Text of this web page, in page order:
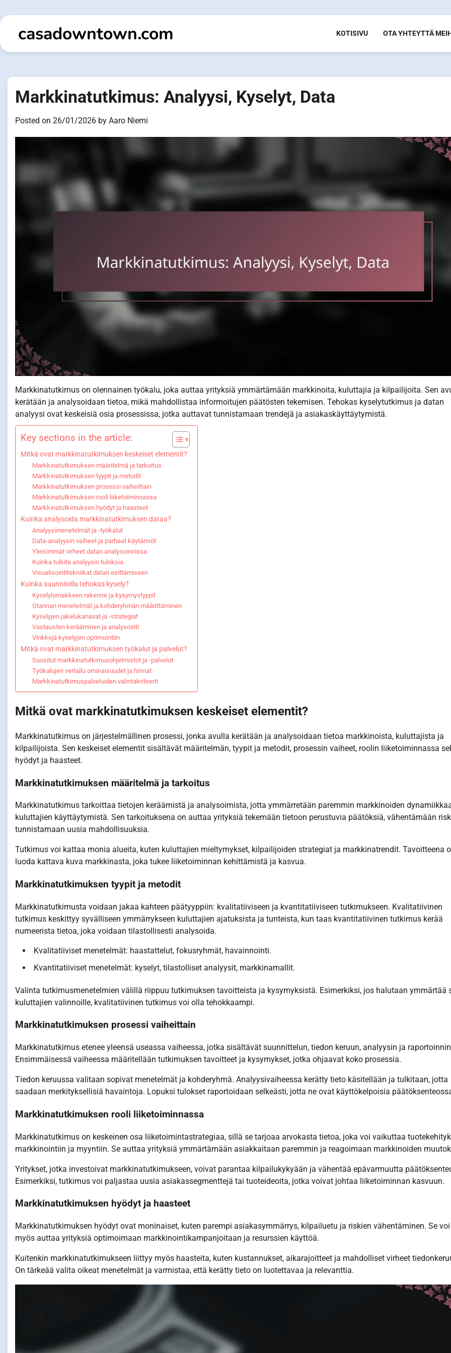
to
contentcasadowntown.com KOTISIVU OTA YHTEYTTÄ
Markkinatutkimus: Analyysi, Kyselyt, Data
Posted on 26/01/2026 by Aaro Niemi
Markkinatutkimus on olennainen työkalu, joka auttaa yrityksiä ymmärtämään markkinoita, kuluttajia ja kilpailijoita. Sen
kerätään ja analysoidaan tietoa, mikä mahdollistaa informoitujen päätösten tekemisen. Tehokas kyselytutkimus ja datan
analyysi ovat keskeisiä osia prosessissa, jotka auttavat tunnistamaan trendejä ja asiakaskäyttäytymistä.
Key sections in the article:
Mitkä ovat markkinatutkimuksen keskeiset elementit?
Markkinatutkimuksen määritelmä ja tarkoitus
Markkinatutkimuksen tyypit ja metodit
Markkinatutkimuksen prosessi vaiheittain
Markkinatutkimuksen rooli liiketoiminnassa
Markkinatutkimuksen hyödyt ja haasteet
Kuinka analysoida markkinatutkimuksen dataa?
Analyysimenetelmät ja -työkalut
Data-analyysin vaiheet ja parhaat käytännöt
Yleisimmät virheet datan analysoinnissa
Kuinka tulkita analyysin tuloksia
Visualisointitekniikat datan esittämiseen
Kuinka suunnitella tehokas kysely?
Kyselylomakkeen rakenne ja kysymystyypit
Otannan menetelmät ja kohderyhmän määrittäminen
Kyselyjen jakelukanavat ja -strategiat
Vastausten kerääminen ja analysointi
Vinkkejä kyselyjen optimointiin
Mitkä ovat markkinatutkimuksen työkalut ja palvelut?
Suositut markkinatutkimusohjelmistot ja -palvelut
Työkalujen vertailu ominaisuudet ja hinnat
Markkinatutkimuspalveluiden valintakriteerit
Mitkä ovat markkinatutkimuksen keskeiset elementit?
Markkinatutkimus on järjestelmällinen prosessi, jonka avulla kerätään ja analysoidaan tietoa markkinoista, kuluttajista ja
kilpailijoista. Sen keskeiset elementit sisältävät määritelmän, tyypit ja metodit, prosessin vaiheet, roolin liiketoiminnassa
hyödyt ja haasteet.
Markkinatutkimuksen määritelmä ja tarkoitus
Markkinatutkimus tarkoittaa tietojen keräämistä ja analysoimista, jotta ymmärretään paremmin markkinoiden
kuluttajien käyttäytymistä. Sen tarkoituksena on auttaa yrityksiä tekemään tietoon perustuvia päätöksiä, vähentämään
tunnistamaan uusia mahdollisuuksia.
Tutkimus voi kattaa monia alueita, kuten kuluttajien mieltymykset, kilpailijoiden strategiat ja markkinatrendit. Tavoitteena
luoda kattava kuva markkinasta, joka tukee liiketoiminnan kehittämistä ja kasvua.
Markkinatutkimuksen tyypit ja metodit
Markkinatutkimusta voidaan jakaa kahteen päätyyppiin: kvalitatiiviseen ja kvantitatiiviseen tutkimukseen. Kvalitatiivinen
tutkimus keskittyy syvälliseen ymmärrykseen kuluttajien ajatuksista ja tunteista, kun taas kvantitatiivinen tutkimus kerää
numeerista tietoa, joka voidaan tilastollisesti analysoida.
Kvalitatiiviset menetelmät: haastattelut, fokusryhmät, havainnointi.
Kvantitatiiviset menetelmät: kyselyt, tilastolliset analyysit, markkinamallit.
Valinta tutkimusmenetelmien välillä riippuu tutkimuksen tavoitteista ja kysymyksistä. Esimerkiksi, jos halutaan ymmärtää
kuluttajien valinnoille, kvalitatiivinen tutkimus voi olla tehokkaampi.
Markkinatutkimuksen prosessi vaiheittain
Markkinatutkimus etenee yleensä useassa vaiheessa, jotka sisältävät suunnittelun, tiedon keruun, analyysin ja
Ensimmäisessä vaiheessa määritellään tutkimuksen tavoitteet ja kysymykset, jotka ohjaavat koko prosessia.
Tiedon keruussa valitaan sopivat menetelmät ja kohderyhmä. Analyysivaiheessa kerätty tieto käsitellään ja tulkitaan, jotta
saadaan merkityksellisiä havaintoja. Lopuksi tulokset raportoidaan selkeästi, jotta ne ovat käyttökelpoisia
Markkinatutkimuksen rooli liiketoiminnassa
Markkinatutkimus on keskeinen osa liiketoimintastrategiaa, sillä se tarjoaa arvokasta tietoa, joka voi vaikuttaa
markkinointiin ja myyntiin. Se auttaa yrityksiä ymmärtämään asiakkaitaan paremmin ja reagoimaan markkinoiden
Yritykset, jotka investoivat markkinatutkimukseen, voivat parantaa kilpailukykyään ja vähentää epävarmuutta
Esimerkiksi, tutkimus voi paljastaa uusia asiakassegmenttejä tai tuoteideoita, jotka voivat johtaa liiketoiminnan kasvuun.
Markkinatutkimuksen hyödyt ja haasteet
Markkinatutkimuksen hyödyt ovat moninaiset, kuten parempi asiakasymmärrys, kilpailuetu ja riskien vähentäminen. Se voi
myös auttaa yrityksiä optimoimaan markkinointikampanjoitaan ja resurssien käyttöä.
Kuitenkin markkinatutkimukseen liittyy myös haasteita, kuten kustannukset, aikarajoitteet ja mahdolliset virheet
On tärkeää valita oikeat menetelmät ja varmistaa, että kerätty tieto on luotettavaa ja relevanttia.